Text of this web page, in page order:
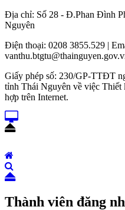
Địa chỉ: Số 28 - Đ.Phan Đình
Nguyên
Điện thoại: 0208 3855.529 |
Giấy phép số: 230/GP-TTĐT
tỉnh Thái Nguyên về việc Thiết
hợp trên Internet.
Thành viên đăng